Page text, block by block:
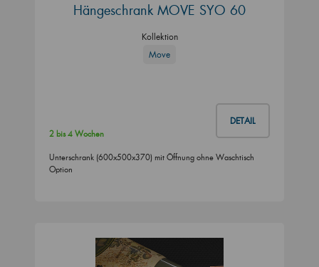
Hängeschrank MOVE SYO 60
Kollektion
Move
DETAIL
2 bis 4 Wochen
Unterschrank (600x500x370) mit Öffnung ohne Waschtisch
Option